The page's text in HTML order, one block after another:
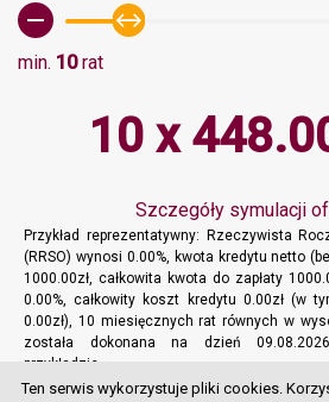
min. 10rat
10 x
Szczegóły symulacji
Przykład reprezentatywny: Rzeczywista
(RRSO) wynosi 0.00%, kwota kredytu netto
1000.00zł, całkowita kwota do zapłaty
0.00%, całkowity koszt kredytu 0.00zł (w
0.00zł), 10 miesięcznych rat równych w
została dokonana na dzień
przykładzie.
Ten serwis wykorzystuje pliki cookies.